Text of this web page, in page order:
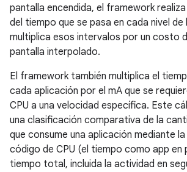
pantalla encendida, el framework
del tiempo que se pasa en cada nivel de
multiplica esos intervalos por un costo
pantalla interpolado.
El framework también multiplica el
cada aplicación por el mA que se
CPU a una velocidad específica. Este
una clasificación comparativa de la
que consume una aplicación mediante
código de CPU (el tiempo como app en
tiempo total, incluida la actividad en